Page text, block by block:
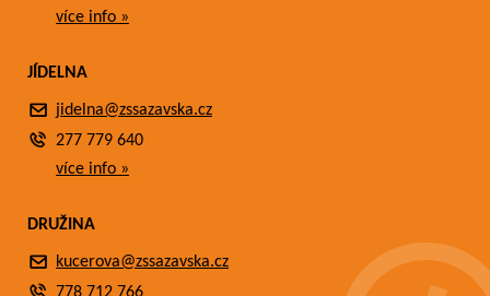
více info »
JÍDELNA
jidelna@zssazavska.cz
277 779 640
více info »
DRUŽINA
kucerova@zssazavska.cz